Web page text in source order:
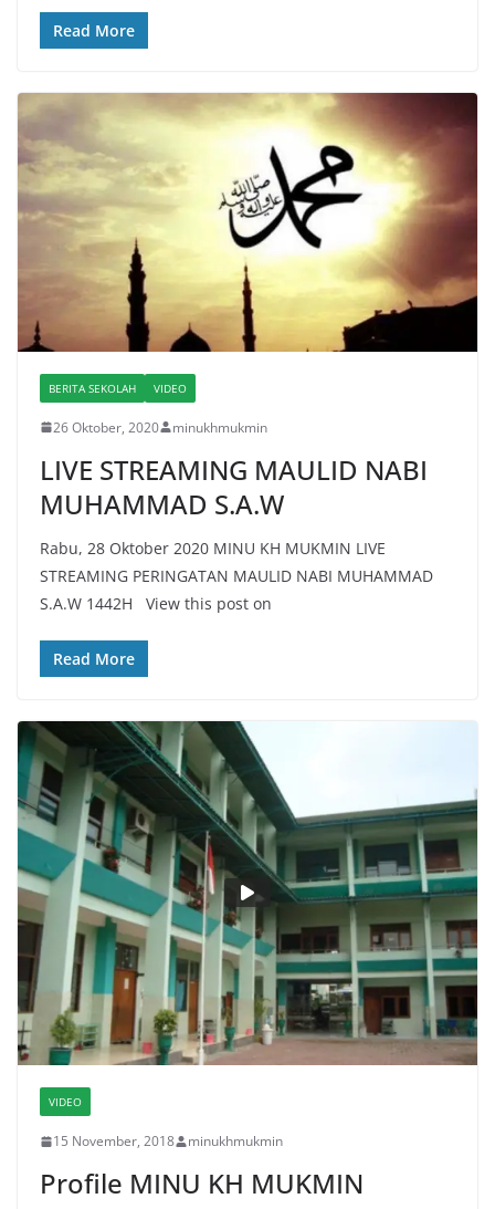
Read More
BERITA SEKOLAH VIDEO
26 Oktober, 2020 minukhmukmin
LIVE STREAMING MAULID NABI
MUHAMMAD S.A.W
Rabu, 28 Oktober 2020 MINU KH MUKMIN LIVE
STREAMING PERINGATAN MAULID NABI MUHAMMAD
S.A.W 1442H View this post on
Read More
VIDEO
15 November, 2018 minukhmukmin
Profile MINU KH MUKMIN